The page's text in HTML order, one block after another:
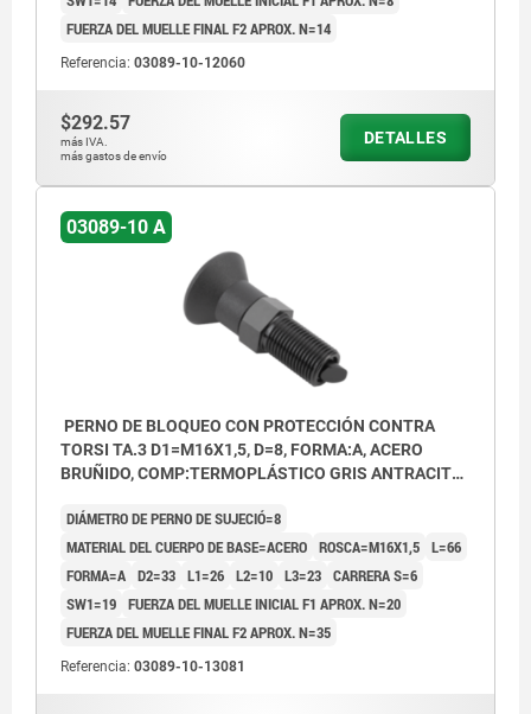
FUERZA DEL MUELLE FINAL F2 APROX. N=14
Referencia: 03089-10-12060
$292.57
más IVA.
más gastos de envío
DETALLES
03089-10 A
PERNO DE BLOQUEO CON PROTECCIÓN CONTRA
TORSI TA.3 D1=M16X1,5, D=8, FORMA:A, ACERO
BRUÑIDO, COMP:TERMOPLÁSTICO GRIS ANTRACITA
DIÁMETRO DE PERNO DE SUJECIÓ=8
MATERIAL DEL CUERPO DE BASE=ACERO ROSCA=M16X1,5 L=66
FORMA=A D2=33 L1=26 L2=10 L3=23 CARRERA S=6
SW1=19 FUERZA DEL MUELLE INICIAL F1 APROX. N=20
FUERZA DEL MUELLE FINAL F2 APROX. N=35
Referencia: 03089-10-13081